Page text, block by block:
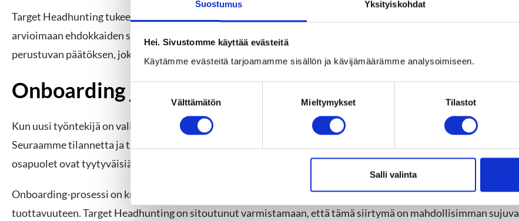
Suostumus Yksityiskohdat
Hei. Sivustomme käyttää evästeitä
Käytämme evästeitä tarjoamamme sisällön ja kävijämäärämme analysoimiseen.
u
s
u
k
s
Välttämätön Mieltymykset Tilastot
Salli valinta
Target Headhunting tukee asiakasta tässä vaiheessa tarjoamalla objektiivista näkemystä ja autamme
arvioimaan ehdokkaiden soveltuvuutta tehtävään. Tavoitteenamme on varmistaa, että asiakas tekee tietoon
perustuvan päätöksen, joka tukee yrityksen pitkän aikavälin tavoitteita.
Onboarding ja jälkiseuranta
Kun uusi työntekijä on valittu ja työnteko aloitettu, on tärkeää varmistaa sujuva siirtymä uuteen rooliin.
Seuraamme tilannetta ja tarjoamme tukea sekä työnantajalle että työntekijälle, varmistaen, että molemmat
osapuolet ovat tyytyväisiä ja että uusi työntekijä integroituu onnistuneesti yritykseen.
Onboarding-prosessi on kriittinen vaihe, joka voi vaikuttaa merkittävästi uuden työntekijän sitoutumiseen ja
tuottavuuteen. Target Headhunting on sitoutunut varmistamaan, että tämä siirtymä on mahdollisimman sujuva